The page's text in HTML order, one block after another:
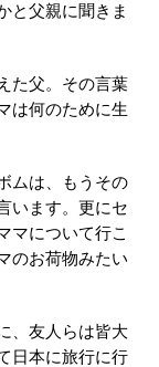
と父親に聞きま
た父。その言葉
は何のために生
ムは、もうその
います。更にセ
マについて行こ
のお荷物みたい
、友人らは皆大
日本に旅行に行